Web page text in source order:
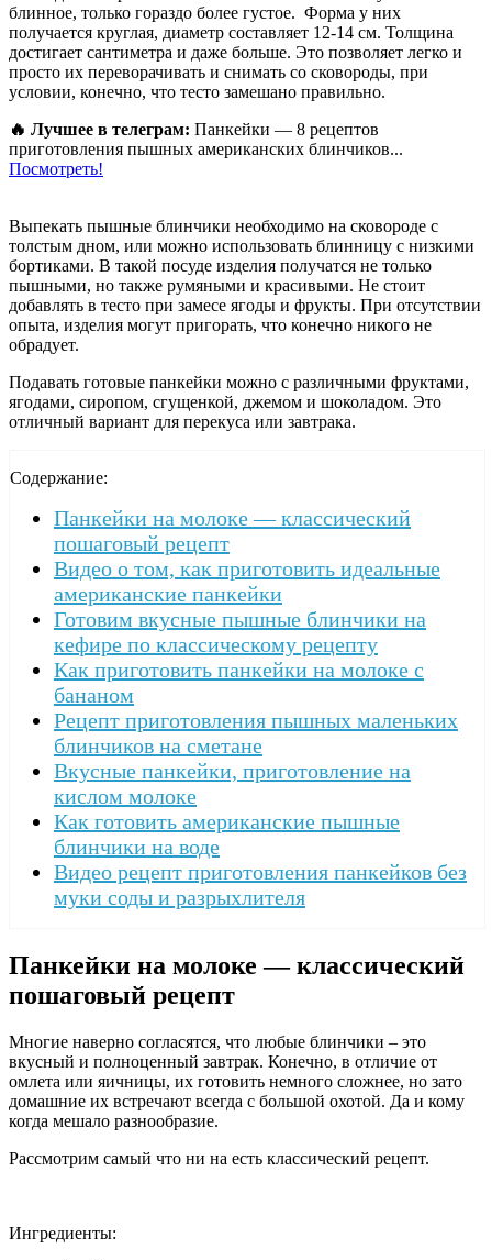
блинное, только гораздо более густое. Форма у них
получается круглая, диаметр составляет 12-14 см. Толщина
достигает сантиметра и даже больше. Это позволяет легко и
просто их переворачивать и снимать со сковороды, при
условии, конечно, что тесто замешано правильно.
🔥 Лучшее в телеграм: Панкейки — 8 рецептов
приготовления пышных американских блинчиков...
Посмотреть!
Выпекать пышные блинчики необходимо на сковороде с
толстым дном, или можно использовать блинницу с низкими
бортиками. В такой посуде изделия получатся не только
пышными, но также румяными и красивыми. Не стоит
добавлять в тесто при замесе ягоды и фрукты. При отсутствии
опыта, изделия могут пригорать, что конечно никого не
обрадует.
Подавать готовые панкейки можно с различными фруктами,
ягодами, сиропом, сгущенкой, джемом и шоколадом. Это
отличный вариант для перекуса или завтрака.
Содержание:
Панкейки на молоке — классический
пошаговый рецепт
Видео о том, как приготовить идеальные
американские панкейки
Готовим вкусные пышные блинчики на
кефире по классическому рецепту
Как приготовить панкейки на молоке с
бананом
Рецепт приготовления пышных маленьких
блинчиков на сметане
Вкусные панкейки, приготовление на
кислом молоке
Как готовить американские пышные
блинчики на воде
Видео рецепт приготовления панкейков без
муки соды и разрыхлителя
Панкейки на молоке — классический
пошаговый рецепт
Многие наверно согласятся, что любые блинчики – это
вкусный и полноценный завтрак. Конечно, в отличие от
омлета или яичницы, их готовить немного сложнее, но зато
домашние их встречают всегда с большой охотой. Да и кому
когда мешало разнообразие.
Рассмотрим самый что ни на есть классический рецепт.
Ингредиенты: